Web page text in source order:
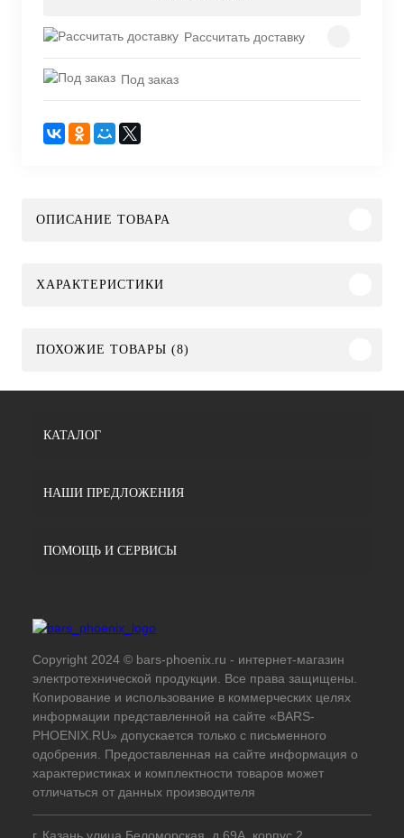
Рассчитать доставку
Под заказ
ОПИСАНИЕ ТОВАРА
ХАРАКТЕРИСТИКИ
ПОХОЖИЕ ТОВАРЫ (8)
КАТАЛОГ
НАШИ ПРЕДЛОЖЕНИЯ
ПОМОЩЬ И СЕРВИСЫ
Copyright 2024 © bars-phoenix.ru - интернет-магазин
электротехнической продукции. Все права защищены.
Копирование и использование в коммерческих целях
информации представленной на сайте «BARS-
PHOENIX.RU» допускается только с письменного
одобрения. Предоставленная на сайте информация о
характеристиках и комплектности товаров может
отличаться от данных производителя
г. Казань улица Беломорская, д.69А, корпус 2